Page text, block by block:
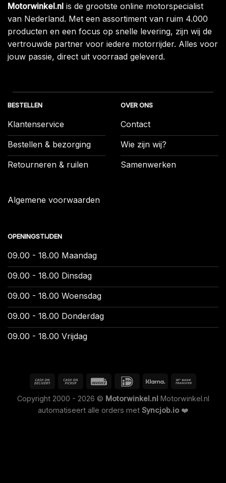
Motorwinkel.nl is de grootste online motorspecialist
van Nederland. Met een assortiment van ruim 4.000
producten en een focus op snelle levering, zijn wij de
vertrouwde partner voor iedere motorrijder. Alles voor
jouw passie, direct uit voorraad geleverd.
BESTELLEN
Klantenservice
Bestellen & bezorging
Retourneren & ruilen
Algemene voorwaarden
OVER ONS
Contact
Wie zijn wij?
Samenwerken
OPENINGSTIJDEN
09.00 - 18.00 Maandag
09.00 - 18.00 Dinsdag
09.00 - 18.00 Woensdag
09.00 - 18.00 Donderdag
09.00 - 18.00 Vrijdag
Copyright 2000 - 2026 © Motorwinkel.nl Motorwinkel.nl
automatiseert alle orders met Syncjob.io ❤️